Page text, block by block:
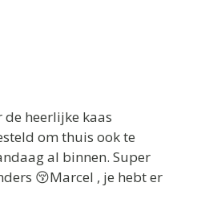
heerlijke kaas
om thuis ook te
al binnen. Super
😚Marcel , je hebt er